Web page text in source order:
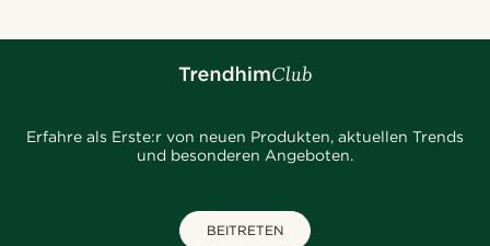
Erfahre als Erste:r von neuen Produkten, aktuellen Trends
und besonderen Angeboten.
BEITRETEN